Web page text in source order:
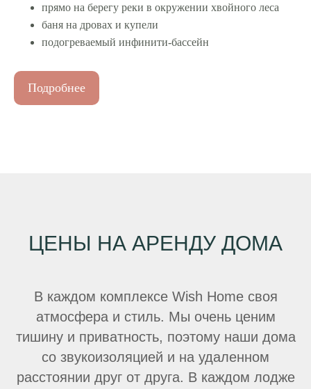
прямо на берегу реки в окружении хвойного леса
баня на дровах и купели
подогреваемый инфинити-бассейн
Подробнее
ЦЕНЫ НА АРЕНДУ ДОМА
В каждом комплексе Wish Home своя
атмосфера и стиль. Мы очень ценим
тишину и приватность, поэтому наши дома
со звукоизоляцией и на удаленном
расстоянии друг от друга. В каждом лодже